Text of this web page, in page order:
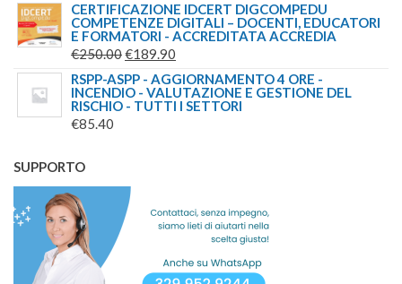
CERTIFICAZIONE IDCERT DIGCOMPEDU
COMPETENZE DIGITALI – DOCENTI, EDUCATORI
E FORMATORI - ACCREDITATA ACCREDIA
€250.00IL
PREZZO
ORIGINALE
€189.90
PREZZO
ATTUALE
RSPP-ASPP - AGGIORNAMENTO 4 ORE -
INCENDIO - VALUTAZIONE E GESTIONE DEL
RISCHIO - TUTTI I SETTORI
€85.40
SUPPORTO